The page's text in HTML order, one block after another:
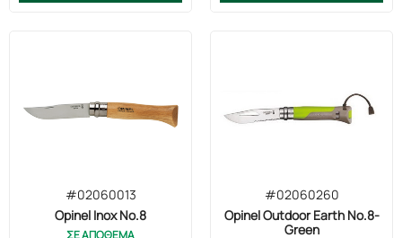
#02060013
Opinel Inox No.8
#02060260
Opinel Outdoor Earth No.8-
Green